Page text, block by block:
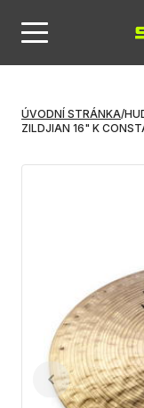
ÚVODNÍ STRÁNKA/
ZILDJIAN 16" K